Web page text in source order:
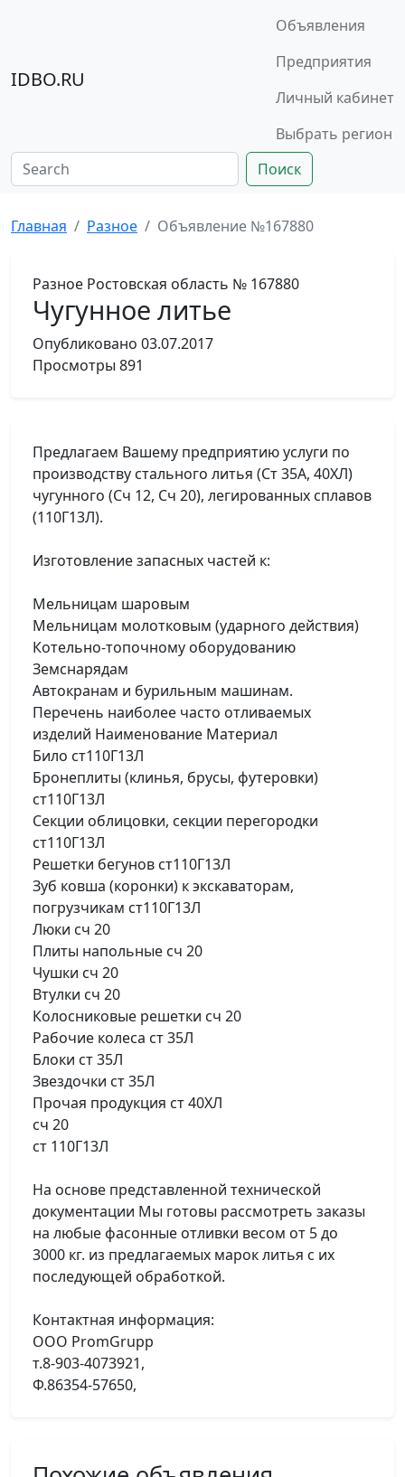
IDBO.RU
Объявления
Предприятия
Личный кабинет
Выбрать регион
Поиск
Главная Разное Объявление №167880
Разное Ростовская область № 167880
Чугунное литье
Опубликовано 03.07.2017
Просмотры 891
Предлагаем Вашему предприятию услуги по
производству стального литья (Ст 35А, 40ХЛ)
чугунного (Сч 12, Сч 20), легированных сплавов
(110Г13Л).
Изготовление запасных частей к:
Мельницам шаровым
Мельницам молотковым (ударного действия)
Котельно-топочному оборудованию
Земснарядам
Автокранам и бурильным машинам.
Перечень наиболее часто отливаемых
изделий Наименование Материал
Било ст110Г13Л
Бронеплиты (клинья, брусы, футеровки)
ст110Г13Л
Секции облицовки, секции перегородки
ст110Г13Л
Решетки бегунов ст110Г13Л
Зуб ковша (коронки) к экскаваторам,
погрузчикам ст110Г13Л
Люки сч 20
Плиты напольные сч 20
Чушки сч 20
Втулки сч 20
Колосниковые решетки сч 20
Рабочие колеса ст 35Л
Блоки ст 35Л
Звездочки ст 35Л
Прочая продукция ст 40ХЛ
сч 20
ст 110Г13Л
На основе представленной технической
документации Мы готовы рассмотреть заказы
на любые фасонные отливки весом от 5 до
3000 кг. из предлагаемых марок литья с их
последующей обработкой.
Контактная информация:
OOO PromGrupp
т.8-903-4073921,
Ф.86354-57650,